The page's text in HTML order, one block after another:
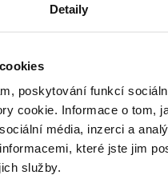
Detaily
poskytování funkcí
cookie. Informace o tom,
média, inzerci a
které jste jim
služby.